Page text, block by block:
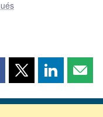
Partager
page
Partager
page page